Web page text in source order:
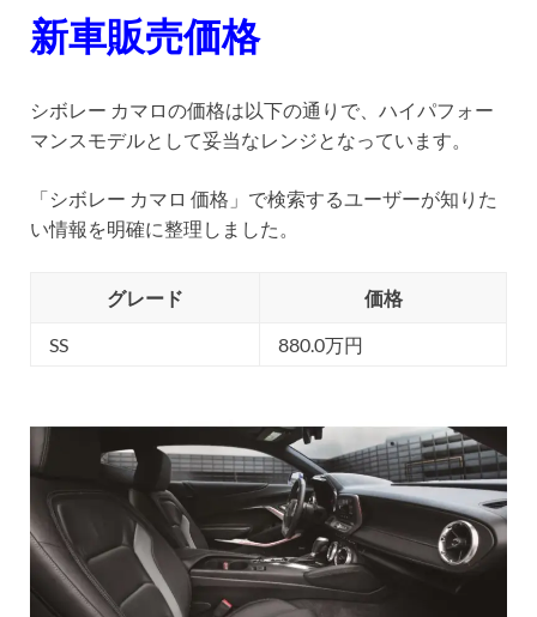
新車販売価格
シボレー カマロの価格は以下の通りで、ハイパフォー
マンスモデルとして妥当なレンジとなっています。
「シボレー カマロ 価格」で検索するユーザーが知りた
い情報を明確に整理しました。
グレード 価格
SS 880.0万円